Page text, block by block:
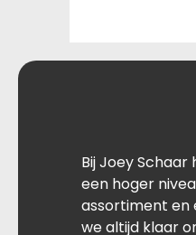
Bij Joey
een hoger
assortiment en
we altijd klaar